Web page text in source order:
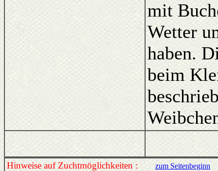
mit
Wetter
haben.
beim
Hinweise auf Zuchtmöglichkeiten : zum Seitenbeginn